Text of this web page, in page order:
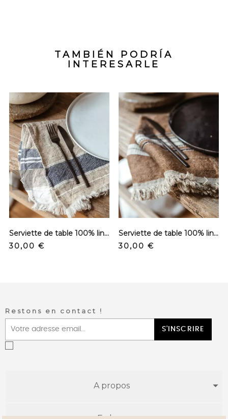
TAMBIÉN PODRÍA
INTERESARLE
Serviette de table 100% lin - Bastion
Precio
30,00 €
Serviette de table 100% lin - Bruges
Precio
30,00 €
prev next
Restons en contact !
S'INSCRIRE
A propos